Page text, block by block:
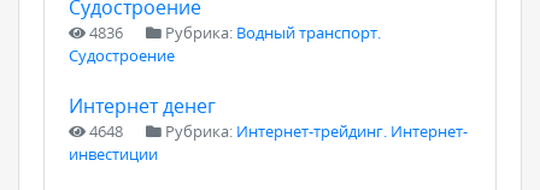
Судостроение
4836 Рубрика: Водный транспорт.
Судостроение
Интернет денег
4648 Рубрика: Интернет-трейдинг. Интернет-
инвестиции